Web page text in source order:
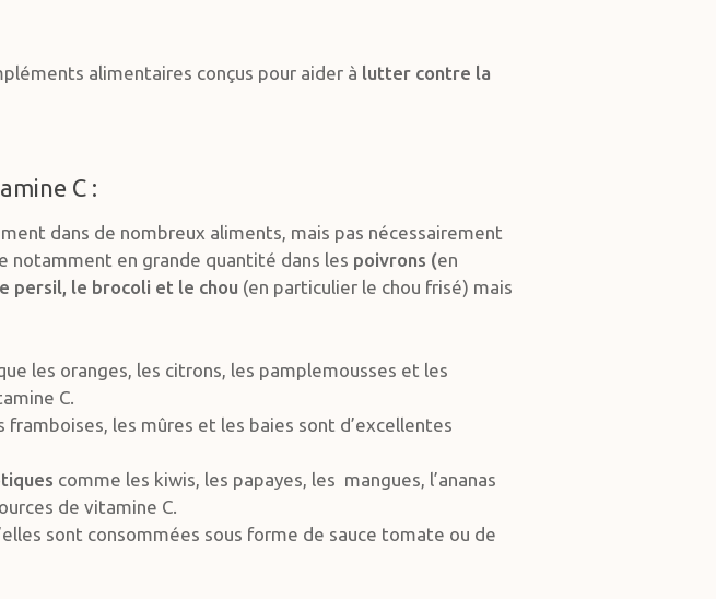
alimentaires conçus pour aider à lutter contre la
C :
dans de nombreux aliments, mais pas nécessairement
notamment en grande quantité dans les poivrons (en
persil, le brocoli et le chou (en particulier le chou frisé) mais
les oranges, les citrons, les pamplemousses et les
C.
framboises, les mûres et les baies sont d’excellentes
comme les kiwis, les papayes, les mangues, l’ananas
de vitamine C.
sont consommées sous forme de sauce tomate ou de